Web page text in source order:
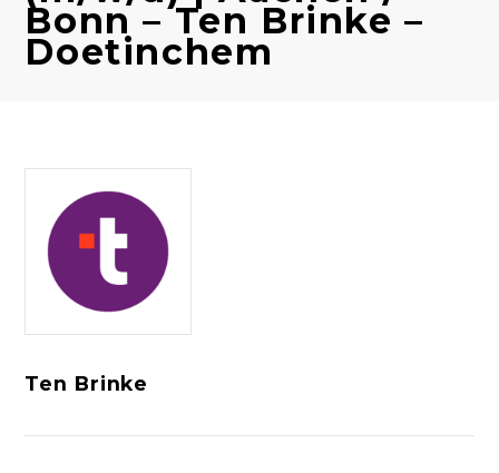
Bonn – Ten Brinke –
Doetinchem
Ten Brinke